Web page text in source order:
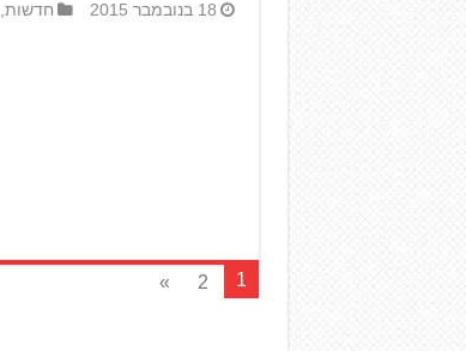
18 בנובמבר 2015 חדשות,
1
2
»